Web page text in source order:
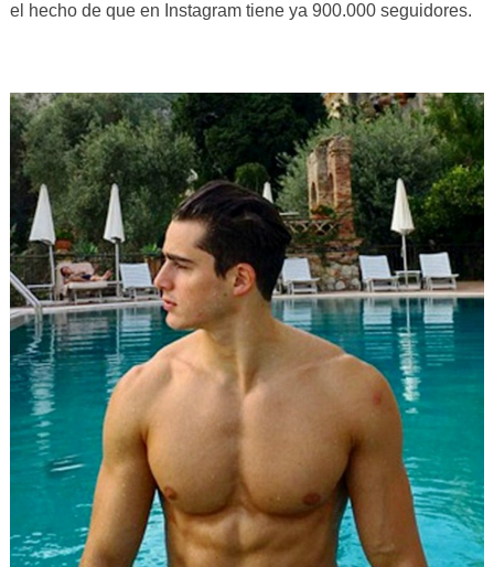
el hecho de que en Instagram tiene ya 900.000 seguidores.